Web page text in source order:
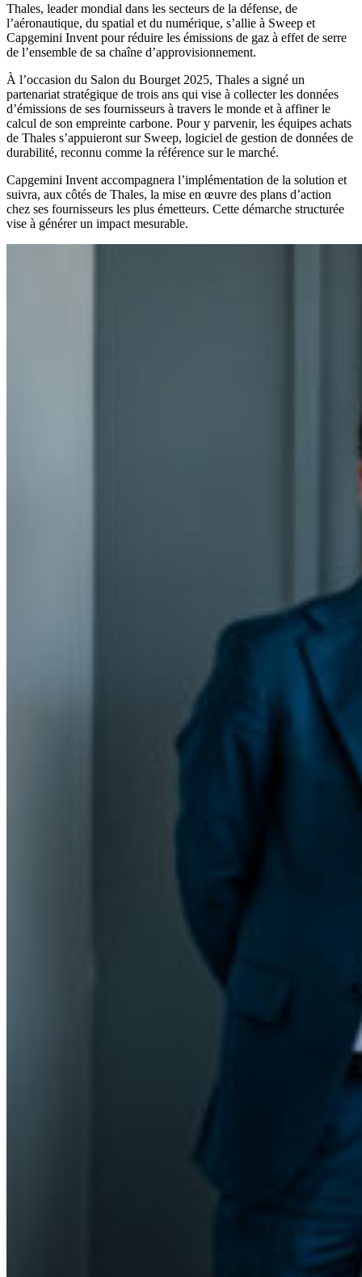
Thales, leader mondial dans les secteurs de la défense, de
l’aéronautique, du spatial et du numérique, s’allie à Sweep et
Capgemini Invent pour réduire les émissions de gaz à effet de serre
de l’ensemble de sa chaîne d’approvisionnement.
À l’occasion du Salon du Bourget 2025, Thales a signé un
partenariat stratégique de trois ans qui vise à collecter les données
d’émissions de ses fournisseurs à travers le monde et à affiner le
calcul de son empreinte carbone. Pour y parvenir, les équipes achats
de Thales s’appuieront sur Sweep, logiciel de gestion de données de
durabilité, reconnu comme la référence sur le marché.
Capgemini Invent accompagnera l’implémentation de la solution et
suivra, aux côtés de Thales, la mise en œuvre des plans d’action
chez ses fournisseurs les plus émetteurs. Cette démarche structurée
vise à générer un impact mesurable.